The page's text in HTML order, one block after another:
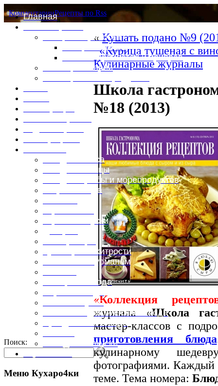
Главная
Специи и пряности
Специи и диета
Каталог пряностей и приправ
Таблица калорий
Блюда из мяса
Блюда из птицы
Блюда из рыбы и морепродуктов
Вторые блюда
Горячие закуски
Кулинарные хитрости
Маленьким гурманам
Овощные блюда
Полевая кухня
Постные и диетические блюда
Праздничные блюда
Холодные закуски
КомментарииРецепты по Rss
Поиск:
Меню Кухаро4ки
«Кушать подано №9
«Курица тушеная с
Кулинарные журналы
Школа
№18 (2013)
«Коллекция
журнала «Школа
мастер-классов с
приготовления блюда
кулинарному
фотографиями. Каждый
теме. Тема номера: